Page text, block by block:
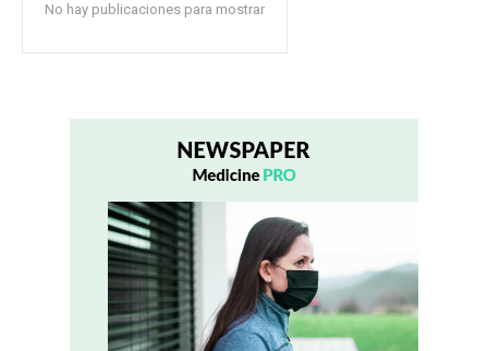
No hay publicaciones para mostrar